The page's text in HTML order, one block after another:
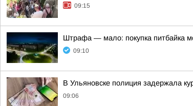
09:15
Штрафа — мало: покупка питбайка
09:10
В Ульяновске полиция задержала
09:06